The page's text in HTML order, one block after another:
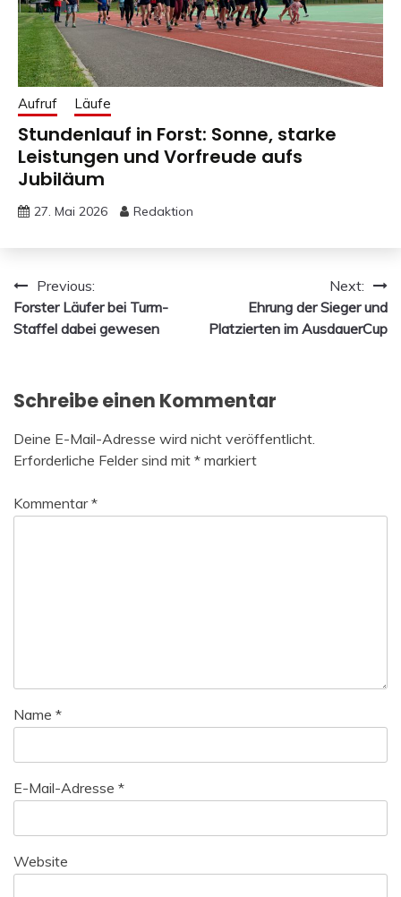
Aufruf Läufe
Stundenlauf in Forst: Sonne, starke
Leistungen und Vorfreude aufs
Jubiläum
27. Mai 2026 Redaktion
Beitragsnavigation
Previous:
Forster Läufer bei Turm-
Staffel dabei gewesen
Next:
Ehrung der Sieger und
Platzierten im AusdauerCup
Schreibe einen Kommentar
Deine E-Mail-Adresse wird nicht veröffentlicht.
Erforderliche Felder sind mit * markiert
Kommentar*
Name *
E-Mail-Adresse *
Website